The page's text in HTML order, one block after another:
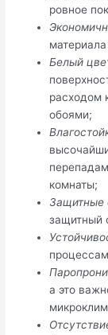
ровное
Белый
расходом
обоями;
комнаты;
Защитные
защитный
а это